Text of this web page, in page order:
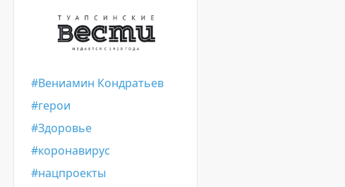
Вениамин Кондратьев
герои
Здоровье
коронавирус
нацпроекты